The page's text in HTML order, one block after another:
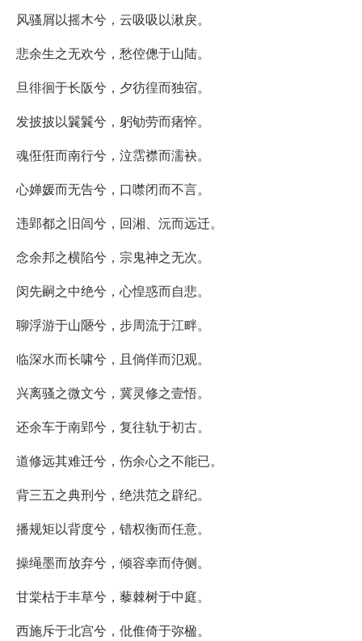
风骚屑以摇木兮，云吸吸以湫戾。
悲余生之无欢兮，愁倥傯于山陆。
旦徘徊于长阪兮，夕彷徨而独宿。
发披披以鬤鬤兮，躬劬劳而瘏悴。
魂俇俇而南行兮，泣霑襟而濡袂。
心婵媛而无告兮，口噤闭而不言。
违郢都之旧闾兮，回湘、沅而远迁。
念余邦之横陷兮，宗鬼神之无次。
闵先嗣之中绝兮，心惶惑而自悲。
聊浮游于山陿兮，步周流于江畔。
临深水而长啸兮，且倘佯而氾观。
兴离骚之微文兮，冀灵修之壹悟。
还余车于南郢兮，复往轨于初古。
道修远其难迁兮，伤余心之不能已。
背三五之典刑兮，绝洪范之辟纪。
播规矩以背度兮，错权衡而任意。
操绳墨而放弃兮，倾容幸而侍侧。
甘棠枯于丰草兮，藜棘树于中庭。
西施斥于北宫兮，仳倠倚于弥楹。